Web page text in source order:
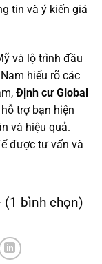
tin và ý kiến giá
và lộ trình đầu
hiểu rõ các
Định cư Global
trợ bạn hiện
và hiệu quả.
được tư vấn và
(1 bình chọn)